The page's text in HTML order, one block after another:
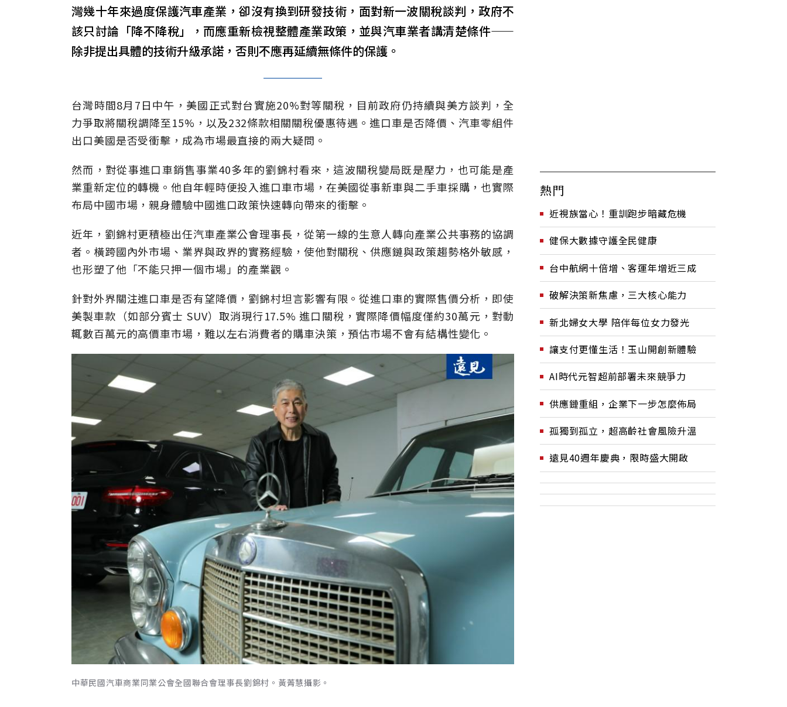
灣幾十年來過度保護汽車產業，卻沒有換到研發技術，面對新一波關稅談判，政府不
該只討論「降不降稅」，而應重新檢視整體產業政策，並與汽車業者講清楚條件——
除非提出具體的技術升級承諾，否則不應再延續無條件的保護。
台灣時間8月7日中午，美國正式對台實施20%對等關稅，目前政府仍持續與美方談判，全
力爭取將關稅調降至15%，以及232條款相關關稅優惠待遇。進口車是否降價、汽車零組件
出口美國是否受衝擊，成為市場最直接的兩大疑問。
然而，對從事進口車銷售事業40多年的劉錦村看來，這波關稅變局既是壓力，也可能是產
業重新定位的轉機。他自年輕時便投入進口車市場，在美國從事新車與二手車採購，也實際
布局中國市場，親身體驗中國進口政策快速轉向帶來的衝擊。
近年，劉錦村更積極出任汽車產業公會理事長，從第一線的生意人轉向產業公共事務的協調
者。橫跨國內外市場、業界與政界的實務經驗，使他對關稅、供應鏈與政策趨勢格外敏感，
也形塑了他「不能只押一個市場」的產業觀。
針對外界關注進口車是否有望降價，劉錦村坦言影響有限。從進口車的實際售價分析，即使
美製車款（如部分賓士 SUV）取消現行17.5% 進口關稅，實際降價幅度僅約30萬元，對動
輒數百萬元的高價車市場，難以左右消費者的購車決策，預估市場不會有結構性變化。
中華民國汽車商業同業公會全國聯合會理事長劉錦村。黃菁慧攝影。
熱門
近視族當心！重訓跑步暗藏危機
健保大數據守護全民健康
台中航網十倍增、客運年增近三成
破解決策新焦慮，三大核心能力
新北婦女大學 陪伴每位女力發光
讓支付更懂生活！玉山開創新體驗
AI時代元智超前部署未來競爭力
供應鏈重組，企業下一步怎麼佈局
孤獨到孤立，超高齡社會風險升溫
遠見40週年慶典，限時盛大開啟